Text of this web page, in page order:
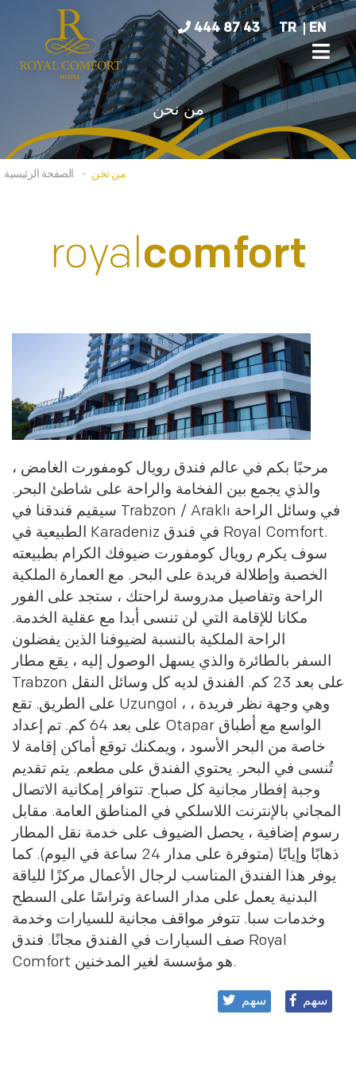
444 87 43 TR EN
من نحن
الصفحة الرئيسية من نحن
royalcomfort
مرحبًا بكم في عالم فندق رويال كومفورت الغامض ،
والذي يجمع بين الفخامة والراحة على شاطئ البحر.
سيقيم فندقنا في Trabzon / Araklı في وسائل الراحة
الطبيعية في Karadeniz في فندق Royal Comfort.
سوف يكرم رويال كومفورت ضيوفك الكرام بطبيعته
الخصبة وإطلالة فريدة على البحر. مع العمارة الملكية
الراحة وتفاصيل مدروسة لراحتك ، ستجد على الفور
مكانا للإقامة التي لن تنسى أبدا مع عقلية الخدمة.
الراحة الملكية بالنسبة لضيوفنا الذين يفضلون
السفر بالطائرة والذي يسهل الوصول إليه ، يقع مطار
Trabzon على بعد 23 كم. الفندق لديه كل وسائل النقل
على الطريق. تقع Uzungol ، وهي وجهة نظر فريدة ،
على بعد 64 كم. تم إعداد Otapar الواسع مع أطباق
خاصة من البحر الأسود ، ويمكنك توقع أماكن إقامة لا
تُنسى في البحر. يحتوي الفندق على مطعم. يتم تقديم
وجبة إفطار مجانية كل صباح. تتوافر إمكانية الاتصال
المجاني بالإنترنت اللاسلكي في المناطق العامة. مقابل
رسوم إضافية ، يحصل الضيوف على خدمة نقل المطار
ذهابًا وإيابًا (متوفرة على مدار 24 ساعة في اليوم). كما
يوفر هذا الفندق المناسب لرجال الأعمال مركزًا للياقة
البدنية يعمل على مدار الساعة وتراسًا على السطح
وخدمات سبا. تتوفر مواقف مجانية للسيارات وخدمة
صف السيارات في الفندق مجانًا. فندق Royal
Comfort هو مؤسسة لغير المدخنين.
سهم سهم